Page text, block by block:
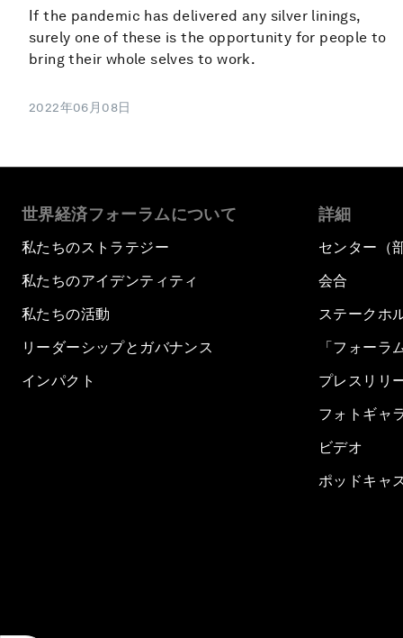
If the pandemic has delivered any silver linings,
surely one of these is the opportunity for people to
bring their whole selves to work.
2022年06月08日
世界経済フォーラムについて
私たちのストラテジー
私たちのアイデンティティ
私たちの活動
リーダーシップとガバナンス
インパクト
詳細
センター（
会合
ステークホ
「フォーラ
プレスリリ
フォトギャ
ビデオ
ポッドキャ